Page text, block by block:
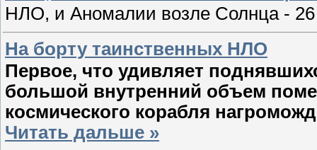
НЛО, и Аномалии возле Солнца - 26
На борту таинственных НЛО
Первое, что удивляет
большой внутренний объем
космического корабля
Читать дальше »